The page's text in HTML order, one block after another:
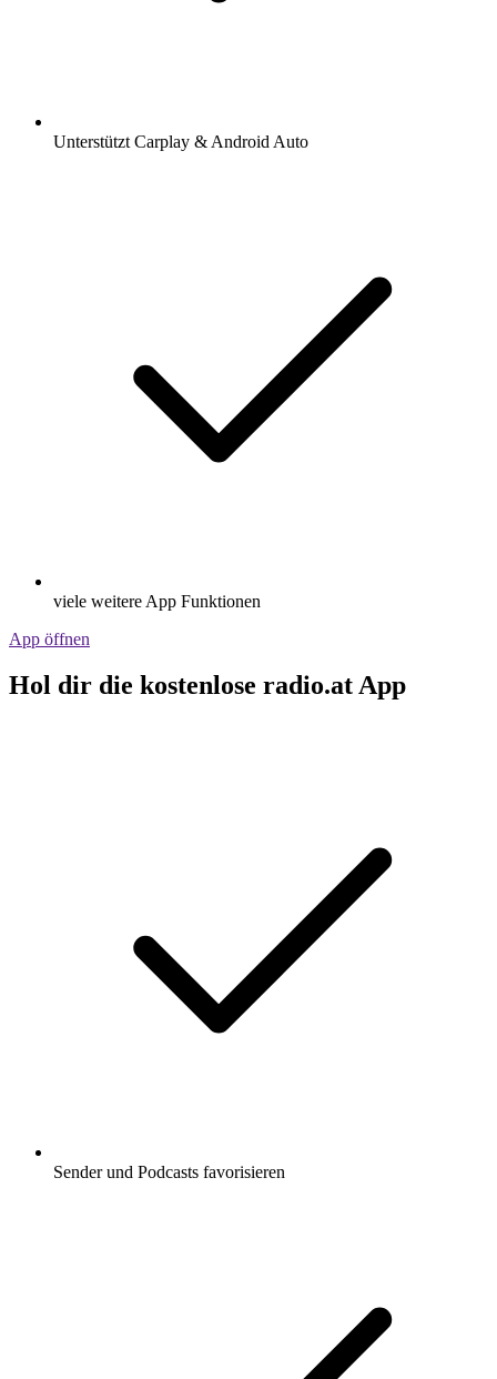
Unterstützt Carplay & Android Auto
viele weitere App Funktionen
App öffnen
Hol dir die kostenlose radio.at App
Sender und Podcasts favorisieren